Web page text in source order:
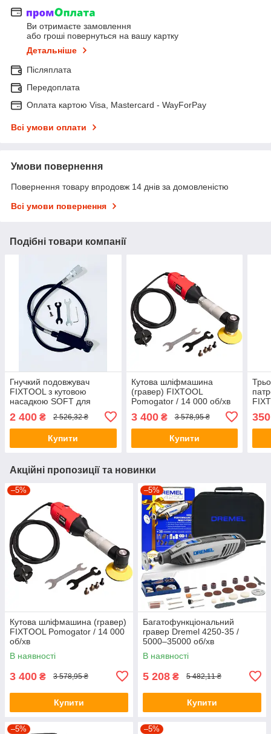
Ви отримаєте замовлення
або гроші повернуться на вашу картку
Детальніше
Післяплата
Передоплата
Оплата картою Visa, Mastercard - WayForPay
Всі умови оплати
Умови повернення
Повернення товару впродовж 14 днів за домовленістю
Всі умови повернення
Подібні товари компанії
Гнучкий подовжувач
FIXTOOL з кутовою
насадкою SOFT для
2 400 ₴ 2 526,32 ₴
Купити
Кутова шліфмашина
(гравер) FIXTOOL
Pomogator / 14 000 об/хв
3 400₴ 3 578,95 ₴
Купити
350
Акційні пропозиції та новинки
–5%
Кутова шліфмашина (гравер)
FIXTOOL Pomogator / 14 000
об/хв
В наявності
3 400 ₴ 3 578,95 ₴
Купити
–5%
Багатофункціональний
гравер Dremel 4250-35 /
5000–35000 об/хв
В наявності
5 208 ₴ 5 482,11 ₴
Купити
–5% –5%